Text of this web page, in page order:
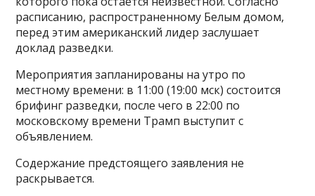
расписанию, распространенному Белым домом,
перед этим американский лидер заслушает
доклад разведки.
Мероприятия запланированы на утро по
местному времени: в 11:00 (19:00 мск) состоится
брифинг разведки, после чего в 22:00 по
московскому времени Трамп выступит с
объявлением.
Содержание предстоящего заявления не
раскрывается.